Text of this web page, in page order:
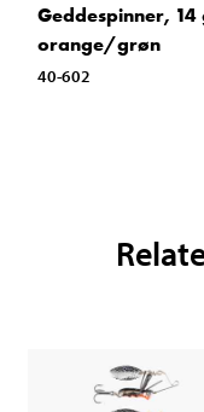
Geddespinner, 14
orange/grøn
40-602